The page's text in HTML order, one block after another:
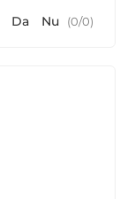
Da Nu (0/0)